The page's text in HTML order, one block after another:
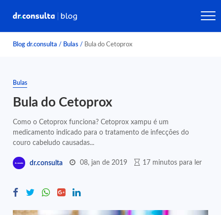
Blog dr.consulta / Bulas / Bula do Cetoprox
Bulas
Bula do Cetoprox
Como o Cetoprox funciona? Cetoprox xampu é um
medicamento indicado para o tratamento de infecções do
couro cabeludo causadas...
dr.consulta 08, jan de 2019 17 minutos para ler